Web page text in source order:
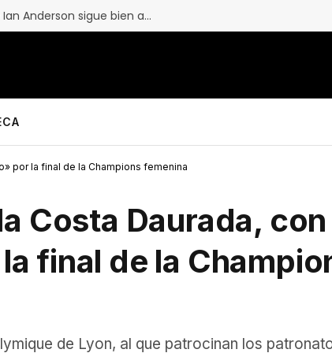
Jethro Tull en Cambrils: la flauta de Ian Anderson sigue bien afinada
por la final de la Champions femenina
Costa Daurada,
final de la
de Lyon, al que patrocinan los